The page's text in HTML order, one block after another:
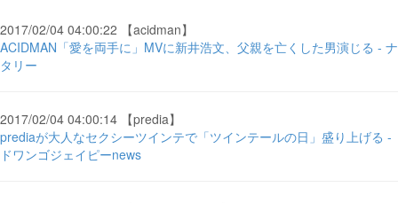
2017/02/04 04:00:22 【acidman】
ACIDMAN「愛を両手に」MVに新井浩文、父親を亡くした男演じる - ナ
タリー
2017/02/04 04:00:14 【predia】
prediaが大人なセクシーツインテで「ツインテールの日」盛り上げる -
ドワンゴジェイピーnews